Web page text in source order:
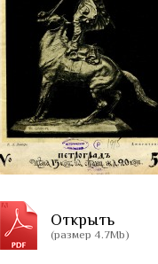
Открыть
(размер 4.7Mb)